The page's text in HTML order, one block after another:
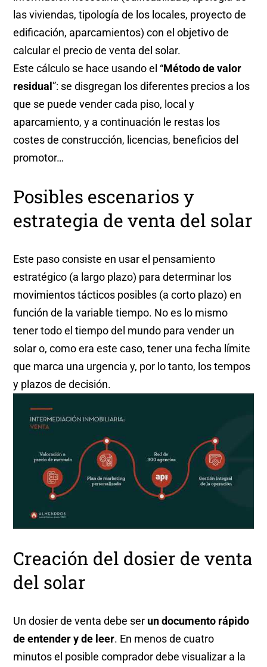
las viviendas, tipología de los locales, proyecto de
edificación, aparcamientos) con el objetivo de
calcular el precio de venta del solar.
Este cálculo se hace usando el “Método de valor
residual”: se disgregan los diferentes precios a los
que se puede vender cada piso, local y
aparcamiento, y a continuación le restas los
costes de construcción, licencias, beneficios del
promotor…
Posibles escenarios y
estrategia de venta del solar
Este paso consiste en usar el pensamiento
estratégico (a largo plazo) para determinar los
movimientos tácticos posibles (a corto plazo) en
función de la variable tiempo. No es lo mismo
tener todo el tiempo del mundo para vender un
solar o, como era este caso, tener una fecha límite
que marca una urgencia y, por lo tanto, los tempos
y plazos de decisión.
Creación del dosier de venta
del solar
Un dosier de venta debe ser un documento rápido
de entender y de leer. En menos de cuatro
minutos el posible comprador debe visualizar a la